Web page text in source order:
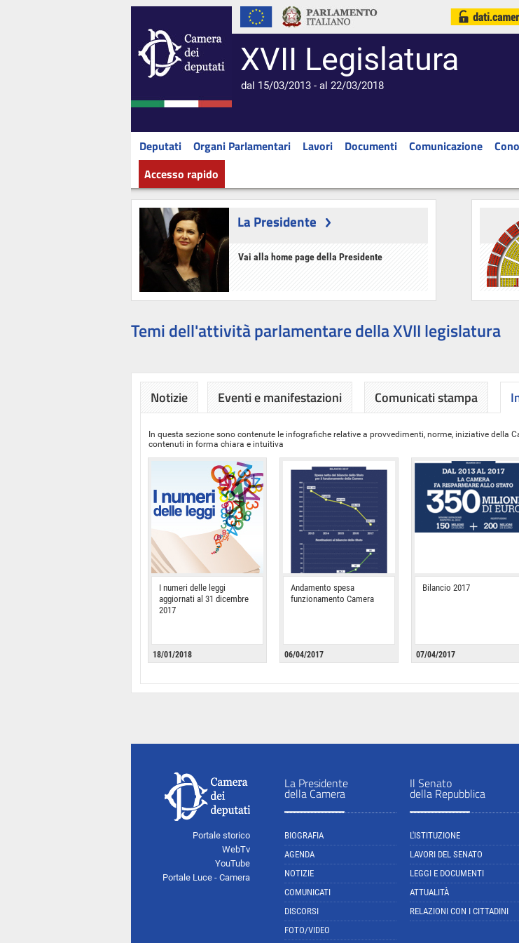
XVII Legislatura
dal 15/03/2013 - al 22/03/2018
Deputati Organi Parlamentari Lavori Documenti Comunicazione
Accesso rapido
La Presidente
Vai alla home page della Presidente
Temi dell'attività parlamentare della XVII legislatura
Notizie Eventi e manifestazioni Comunicati stampa
In questa sezione sono contenute le infografiche relative a provvedimenti, norme, iniziative della
contenuti in forma chiara e intuitiva
I numeri delle leggi
aggiornati al 31 dicembre
2017
18/01/2018
Andamento spesa
funzionamento Camera
06/04/2017
Bilancio 2017
07/04/2017
Portale storico
WebTv
YouTube
Portale Luce - Camera
La Presidente
della Camera
BIOGRAFIA
AGENDA
NOTIZIE
COMUNICATI
DISCORSI
FOTO/VIDEO
Il Senato
della Repubblica
L'ISTITUZIONE
LAVORI DEL SENATO
LEGGI E DOCUMENTI
ATTUALITÀ
RELAZIONI CON I CITTADINI